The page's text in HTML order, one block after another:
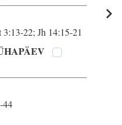
22; Jh 14:15-21
44